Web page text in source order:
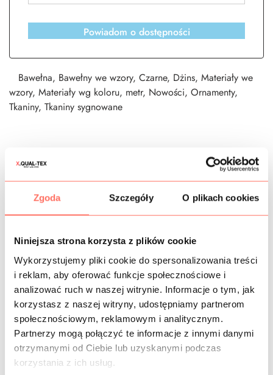
Zgoda Szczegóły O plikach cookies
Niniejsza strona korzysta z plików cookie
Wykorzystujemy pliki cookie do spersonalizowania treści
i reklam, aby oferować funkcje społecznościowe i
analizować ruch w naszej witrynie. Informacje o tym, jak
korzystasz z naszej witryny, udostępniamy partnerom
społecznościowym, reklamowym i analitycznym.
Partnerzy mogą połączyć te informacje z innymi danymi
otrzymanymi od Ciebie lub uzyskanymi podczas
korzystania z ich usług.
Powiadom o dostępności
Bawełna, Bawełny we wzory, Czarne, Dżins, Materiały we
wzory, Materiały wg koloru, metr, Nowości, Ornamenty,
Tkaniny, Tkaniny sygnowane
CZAS DOSTAWY
KOSZTY WYSYŁKI
Grubszabawełna sygnowanatypu jeans. Kolor czarny,
motyw ornament w odcieniach: jasny żółty, miodowy, jasny
brązowy. Wzory z napisami.
Tkaninaz elastanem, lekko uciąga się w szerokości, jest
zwarta, mięsista i grubsza, 100% kryjąca, matowa, z lekko
wyczuwalną prążkowaną fakturą. Na lewej stronie wzór
zabielony.
Ten bawełniany
jeans we wzory
przeznaczony jest na
przejściowe płaszcze, marynarki, bomberki, ale też